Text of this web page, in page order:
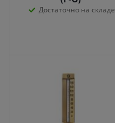
Достаточно на складе